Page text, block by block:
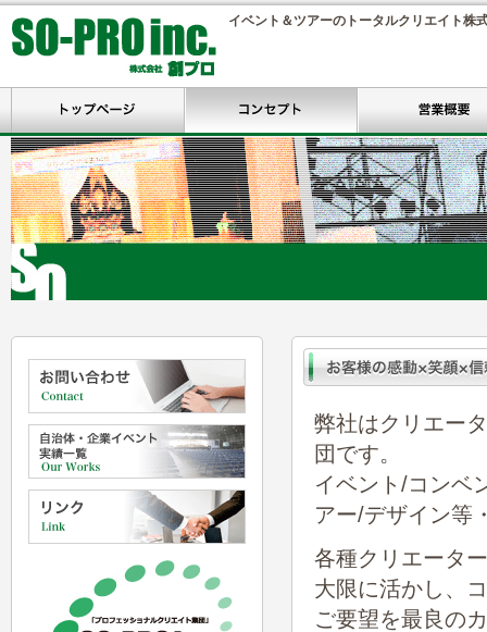
イベント＆ツアーのトータルクリエイト株
弊社はクリエー
団です。
イベント/コンベ
アー/デザイン等
各種クリエータ
大限に活かし、
ご要望を最良の